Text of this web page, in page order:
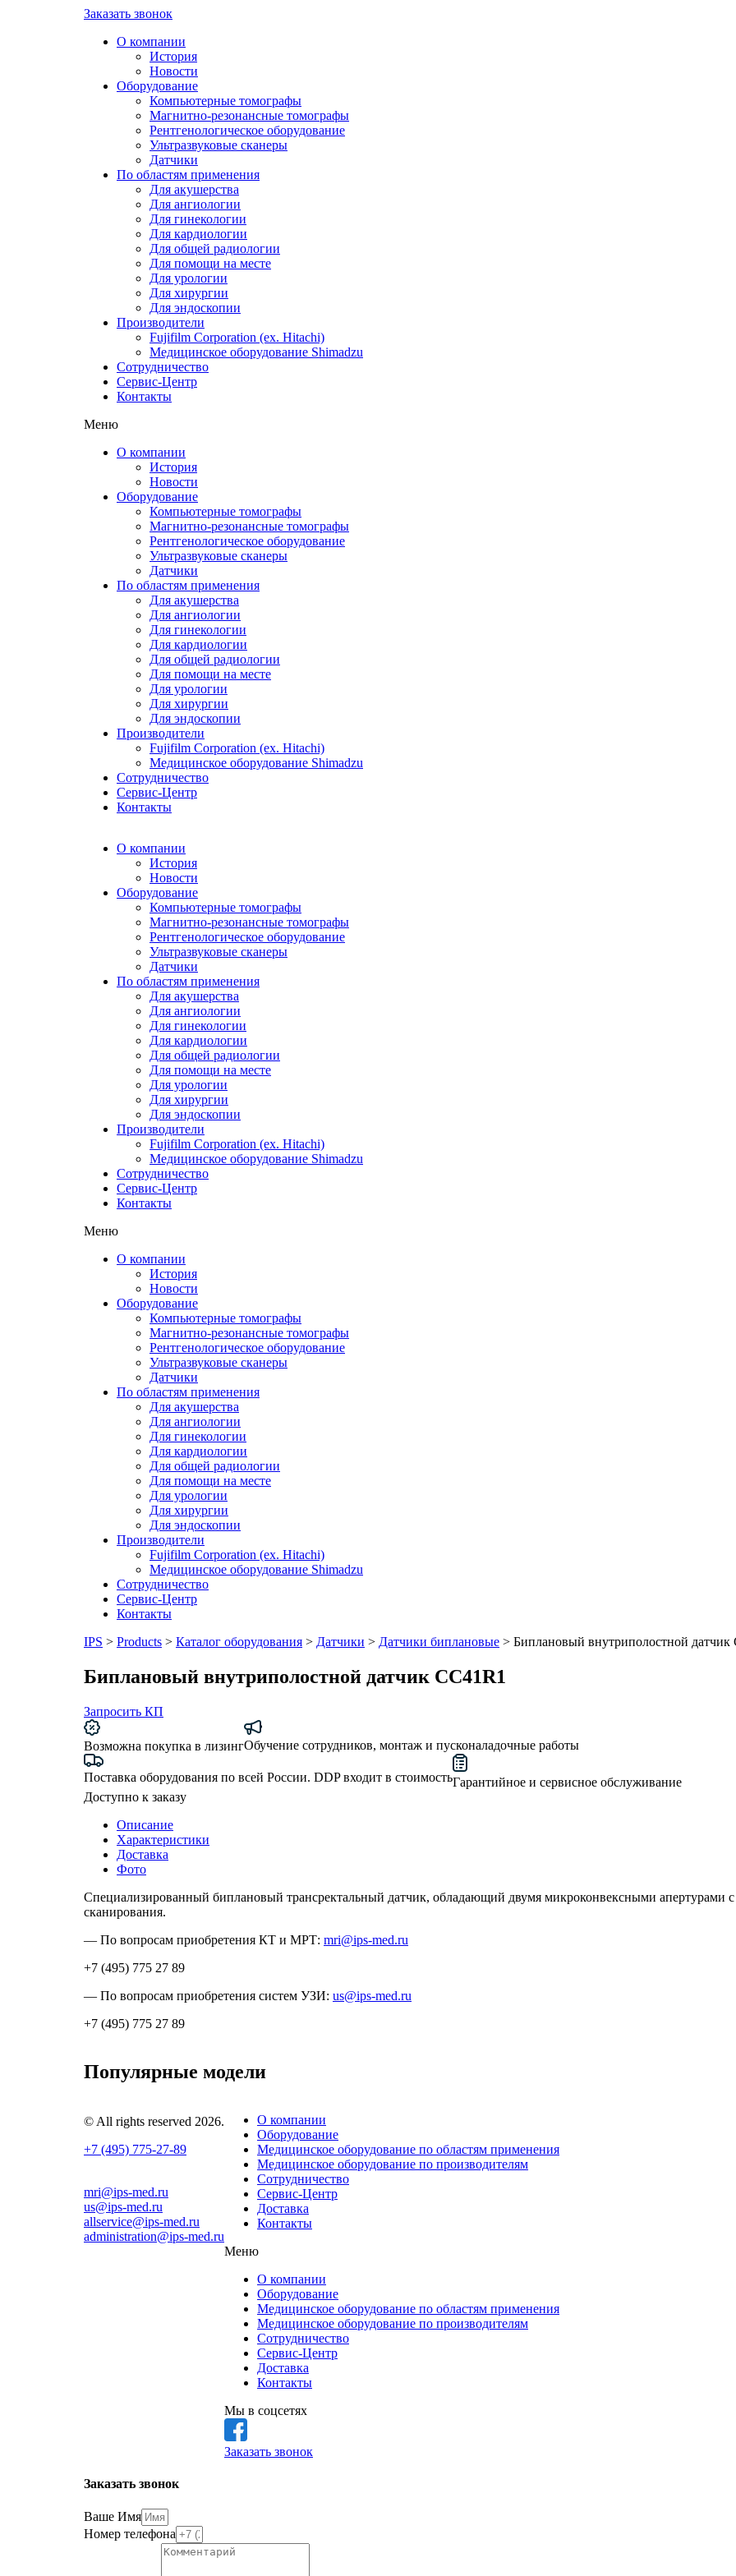
Заказать звонок
О компании
История
Новости
Оборудование
Компьютерные томографы
Магнитно-резонансные томографы
Рентгенологическое оборудование
Ультразвуковые сканеры
Датчики
По областям применения
Для акушерства
Для ангиологии
Для гинекологии
Для кардиологии
Для общей радиологии
Для помощи на месте
Для урологии
Для хирургии
Для эндоскопии
Производители
Fujifilm Corporation (ex. Hitachi)
Медицинское оборудование Shimadzu
Сотрудничество
Сервис-Центр
Контакты
Меню
О компании
История
Новости
Оборудование
Компьютерные томографы
Магнитно-резонансные томографы
Рентгенологическое оборудование
Ультразвуковые сканеры
Датчики
По областям применения
Для акушерства
Для ангиологии
Для гинекологии
Для кардиологии
Для общей радиологии
Для помощи на месте
Для урологии
Для хирургии
Для эндоскопии
Производители
Fujifilm Corporation (ex. Hitachi)
Медицинское оборудование Shimadzu
Сотрудничество
Сервис-Центр
Контакты
О компании
История
Новости
Оборудование
Компьютерные томографы
Магнитно-резонансные томографы
Рентгенологическое оборудование
Ультразвуковые сканеры
Датчики
По областям применения
Для акушерства
Для ангиологии
Для гинекологии
Для кардиологии
Для общей радиологии
Для помощи на месте
Для урологии
Для хирургии
Для эндоскопии
Производители
Fujifilm Corporation (ex. Hitachi)
Медицинское оборудование Shimadzu
Сотрудничество
Сервис-Центр
Контакты
Меню
О компании
История
Новости
Оборудование
Компьютерные томографы
Магнитно-резонансные томографы
Рентгенологическое оборудование
Ультразвуковые сканеры
Датчики
По областям применения
Для акушерства
Для ангиологии
Для гинекологии
Для кардиологии
Для общей радиологии
Для помощи на месте
Для урологии
Для хирургии
Для эндоскопии
Производители
Fujifilm Corporation (ex. Hitachi)
Медицинское оборудование Shimadzu
Сотрудничество
Сервис-Центр
Контакты
IPS > Products > Каталог оборудования > Датчики > Датчики биплановые > Биплановый внутриполостной датчик
Биплановый внутриполостной датчик CC41R1
Запросить КП
Возможна покупка в лизингОбучение сотрудников, монтаж и пусконаладочные работы
Поставка оборудования по всей России. DDP входит в стоимостьГарантийное и сервисное обслуживание
Доступно к заказу
Описание
Характеристики
Доставка
Фото
Специализированный биплановый трансректальный датчик, обладающий двумя микроконвексными апертурами
сканирования.
— По вопросам приобретения КТ и МРТ: mri@ips-med.ru
+7 (495) 775 27 89
— По вопросам приобретения систем УЗИ: us@ips-med.ru
+7 (495) 775 27 89
Популярные модели
© All rights reserved 2026.
+7 (495) 775-27-89
mri@ips-med.ru
us@ips-med.ru
allservice@ips-med.ru
administration@ips-med.ru
О компании
Оборудование
Медицинское оборудование по областям применения
Медицинское оборудование по производителям
Сотрудничество
Сервис-Центр
Доставка
Контакты
Меню
О компании
Оборудование
Медицинское оборудование по областям применения
Медицинское оборудование по производителям
Сотрудничество
Сервис-Центр
Доставка
Контакты
Мы в соцсетях
Заказать звонок
Заказать звонок
Ваше Имя
Номер телефона